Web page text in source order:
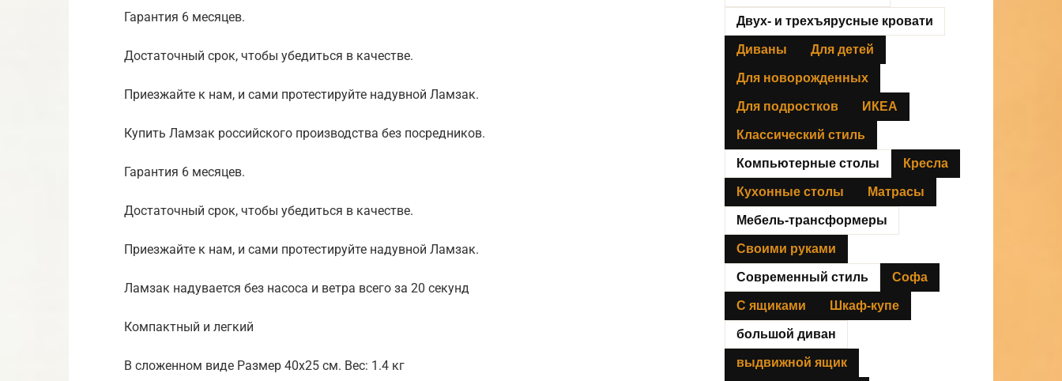
Гарантия 6 месяцев.
Достаточный срок, чтобы убедиться в качестве.
Приезжайте к нам, и сами протестируйте надувной Ламзак.
Купить Ламзак российского производства без посредников.
Гарантия 6 месяцев.
Достаточный срок, чтобы убедиться в качестве.
Приезжайте к нам, и сами протестируйте надувной Ламзак.
Ламзак надувается без насоса и ветра всего за 20 секунд
Компактный и легкий
В сложенном виде Размер 40х25 см. Вес: 1.4 кг
Двух- и трехъярусные кровати
Диваны Для детей
Для новорожденных
Для подростков ИКЕА
Классический стиль
Компьютерные столы Кресла
Кухонные столы Матрасы
Мебель-трансформеры
Своими руками
Современный стиль Софа
С ящиками Шкаф-купе
большой диван
выдвижной ящик